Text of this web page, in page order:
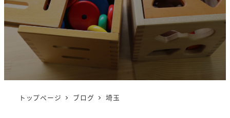
トップページ ブログ 埼玉